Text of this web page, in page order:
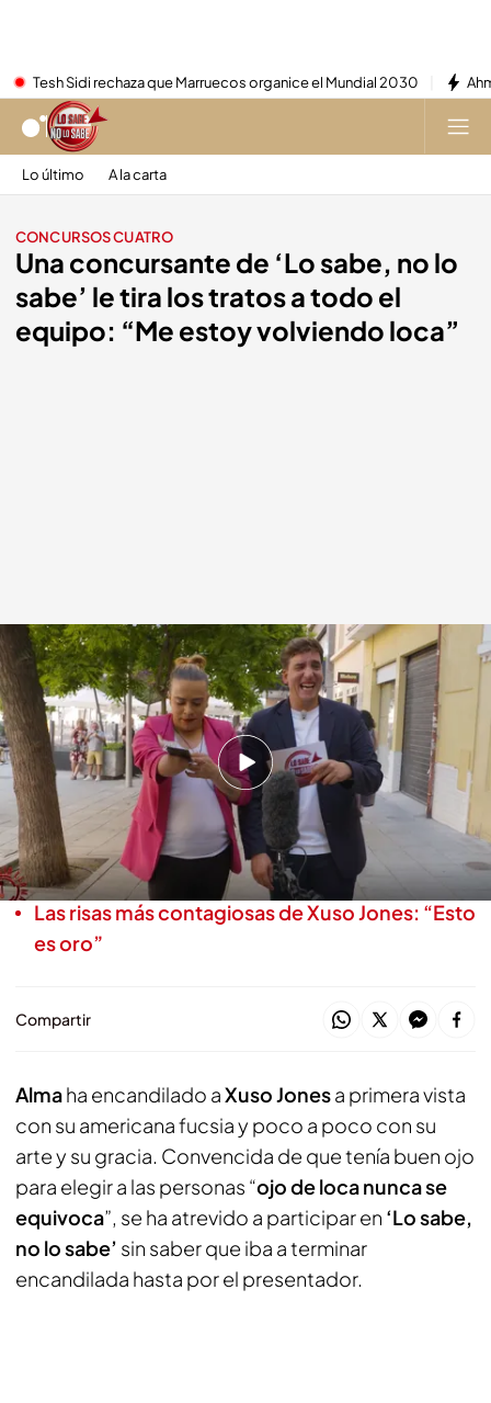
Tesh Sidi rechaza que Marruecos organice el Mundial 2030
Lo último A la carta
CONCURSOS CUATRO
Una concursante de ‘Lo sabe, no lo
sabe’ le tira los tratos a todo el
equipo: “Me estoy volviendo loca”
Xuso junto a Alma por las calles de Madrid participando en 'Lo sabe, no lo
sabe'
Lo sabe, no lo sabe
23 JUN 2025 - 20:00h.
Descubre la divertida participación de Alma en
‘Lo sabe, no lo sabe’, la concursante del “ojo
de loca nunca se equivoca”
Las risas más contagiosas de Xuso Jones: “Esto
es oro”
Compartir
Almaha encandilado aXuso Jonesa primera vista
con su americana fucsia y poco a poco con su
arte y su gracia. Convencida de que tenía buen ojo
para elegir a las personas “ojo de loca nunca se
equivoca”, se ha atrevido a participar en ‘Lo sabe,
no lo sabe’ sin saber que iba a terminar
encandilada hasta por el presentador.